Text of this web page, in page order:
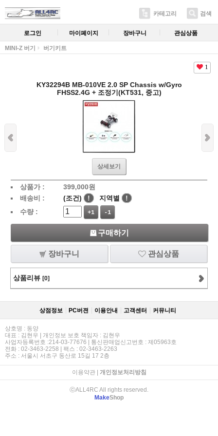
카테고리 검색
로그인 마이페이지 장바구니 관심상품
MINI-Z 버기 버기키트
1
KY32294B MB-010VE 2.0 SP Chassis w/Gyro
FHSS2.4G + 조정기(KT531, 중고)
상세보기
상품가 : 399,000원
배송비 :
(조건) ! 지역별
!
수량 :
+1 -1
구매하기
장바구니 관심상품
상품리뷰 [0]
상점정보 PC버젼 이용안내 고객센터 커뮤니티
상호명 : 동양
대표 : 김현우 | 개인정보 보호 책임자 : 김현우
사업자등록번호 :214-03-77676 | 통신판매업신고번호 : 제05963호
전화 : 02-3463-2258 | 팩스 : 02-3463-2263
주소 : 서울시 서초구 동산로 15길 17 2층
이용약관| 개인정보처리방침
ⓒALL4RC All rights reserved.
MakeShop